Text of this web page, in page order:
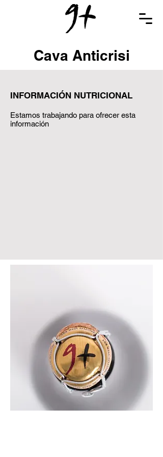
Cava Anticrisi
INFORMACIÓN NUTRICIONAL
Estamos trabajando para ofrecer esta
información